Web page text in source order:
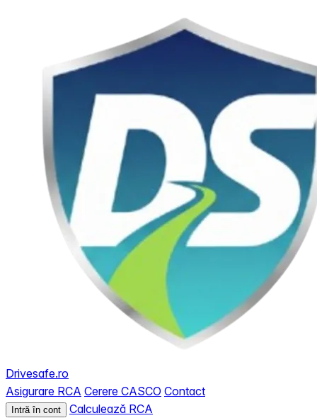
Drivesafe.ro
Asigurare RCA Cerere CASCO Contact
Intră în cont Calculează RCA